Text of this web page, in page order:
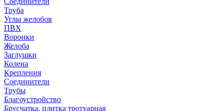
Труба
Углы желобов
ПВХ
Воронки
Желоба
Заглушки
Колена
Крепления
Соединители
Трубы
Благоустройство
Брусчатка, плитка тротуарная